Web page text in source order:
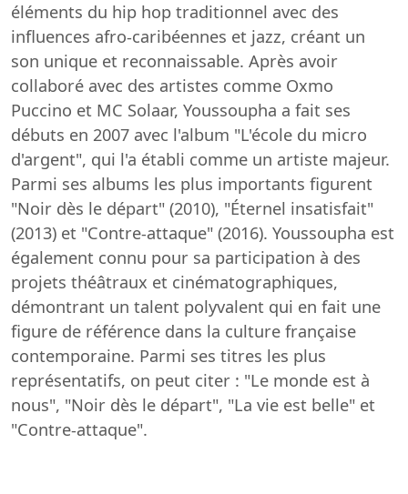
éléments du hip hop traditionnel avec des
influences afro-caribéennes et jazz, créant un
son unique et reconnaissable. Après avoir
collaboré avec des artistes comme Oxmo
Puccino et MC Solaar, Youssoupha a fait ses
débuts en 2007 avec l'album "L'école du micro
d'argent", qui l'a établi comme un artiste majeur.
Parmi ses albums les plus importants figurent
"Noir dès le départ" (2010), "Éternel insatisfait"
(2013) et "Contre-attaque" (2016). Youssoupha est
également connu pour sa participation à des
projets théâtraux et cinématographiques,
démontrant un talent polyvalent qui en fait une
figure de référence dans la culture française
contemporaine. Parmi ses titres les plus
représentatifs, on peut citer : "Le monde est à
nous", "Noir dès le départ", "La vie est belle" et
"Contre-attaque".